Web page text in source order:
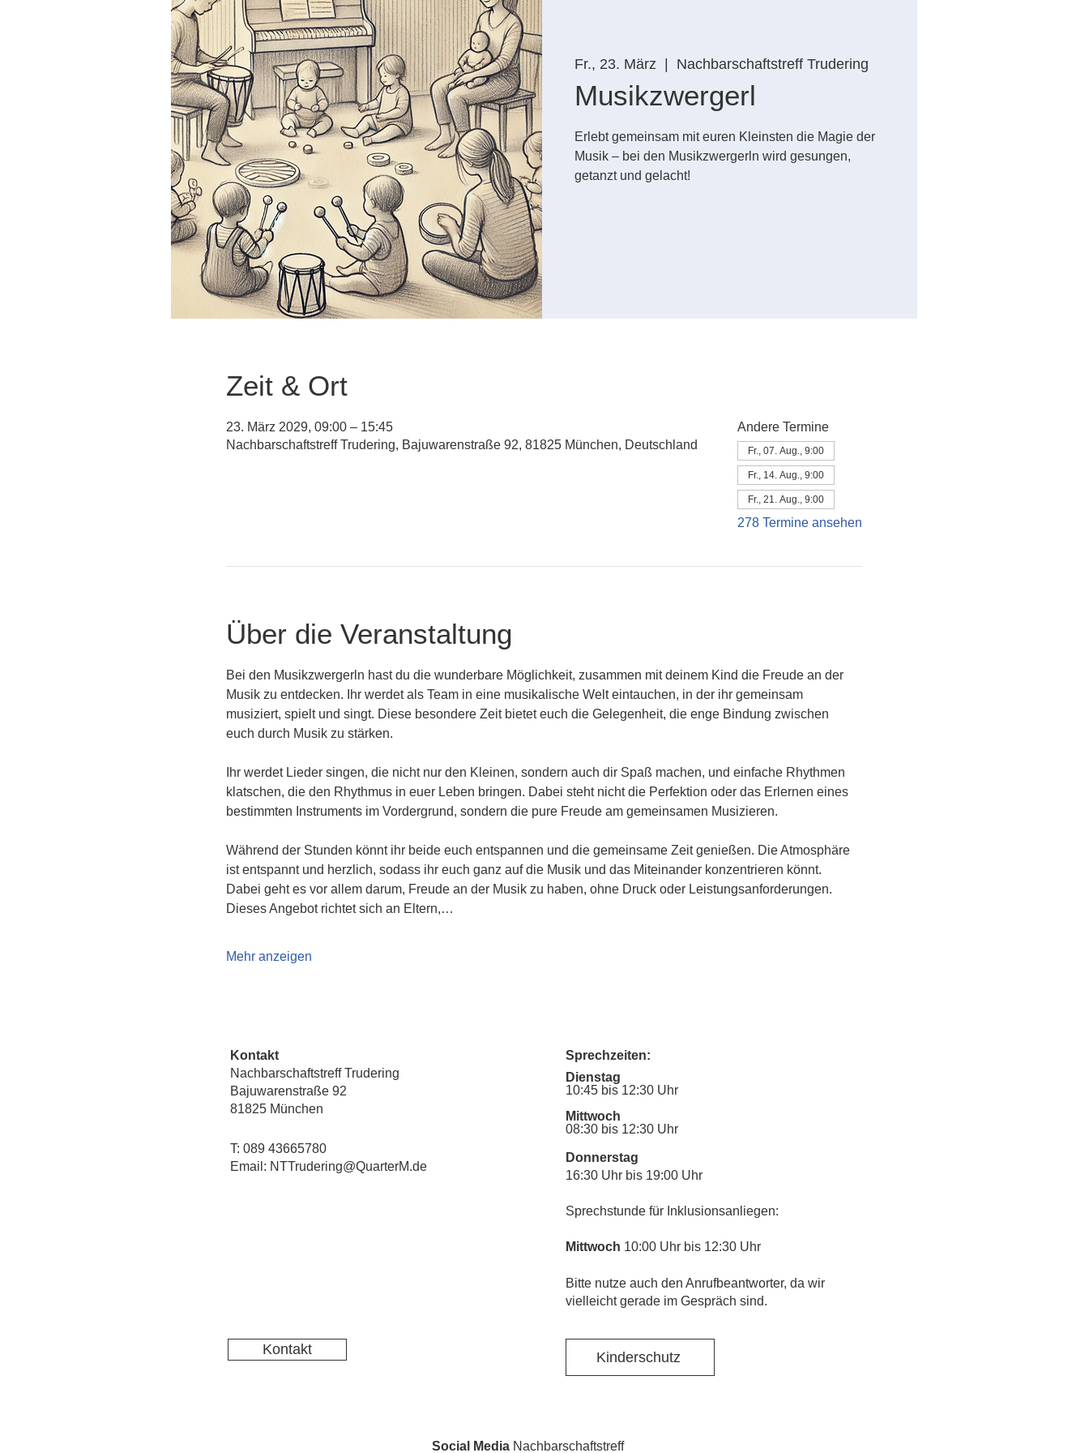
Fr., 23. März Nachbarschaftstreff Trudering
Musikzwergerl
Erlebt gemeinsam mit euren Kleinsten die Magie der
Musik – bei den Musikzwergerln wird gesungen,
getanzt und gelacht!
Zeit & Ort
23. März 2029, 09:00 – 15:45
Nachbarschaftstreff Trudering, Bajuwarenstraße 92, 81825 München, Deutschland
Andere Termine
Fr., 07. Aug., 9:00
Fr., 14. Aug., 9:00
Fr., 21. Aug., 9:00
278 Termine ansehen
Über die Veranstaltung
Bei den Musikzwergerln hast du die wunderbare Möglichkeit, zusammen mit deinem Kind die Freude an der
Musik zu entdecken. Ihr werdet als Team in eine musikalische Welt eintauchen, in der ihr gemeinsam
musiziert, spielt und singt. Diese besondere Zeit bietet euch die Gelegenheit, die enge Bindung zwischen
euch durch Musik zu stärken.
Ihr werdet Lieder singen, die nicht nur den Kleinen, sondern auch dir Spaß machen, und einfache Rhythmen
klatschen, die den Rhythmus in euer Leben bringen. Dabei steht nicht die Perfektion oder das Erlernen eines
bestimmten Instruments im Vordergrund, sondern die pure Freude am gemeinsamen Musizieren.
Während der Stunden könnt ihr beide euch entspannen und die gemeinsame Zeit genießen. Die Atmosphäre
ist entspannt und herzlich, sodass ihr euch ganz auf die Musik und das Miteinander konzentrieren könnt.
Dabei geht es vor allem darum, Freude an der Musik zu haben, ohne Druck oder Leistungsanforderungen.
Dieses Angebot richtet sich an Eltern,…
Mehr anzeigen
Kontakt
Nachbarschaftstreff Trudering
Bajuwarenstraße 92
81825 München
T: 089 43665780
Email: NTTrudering@QuarterM.de
Kontakt
Sprechzeiten:
Dienstag
10:45 bis 12:30 Uhr
Mittwoch
08:30 bis 12:30 Uhr
Donnerstag
16:30 Uhr bis 19:00 Uhr
Sprechstunde für Inklusionsanliegen:
Mittwoch 10:00 Uhr bis 12:30 Uhr
​Bitte nutze auch den Anrufbeantworter, da wir
vielleicht gerade im Gespräch sind.
Kinderschutz
Social MediaNachbarschaftstreff